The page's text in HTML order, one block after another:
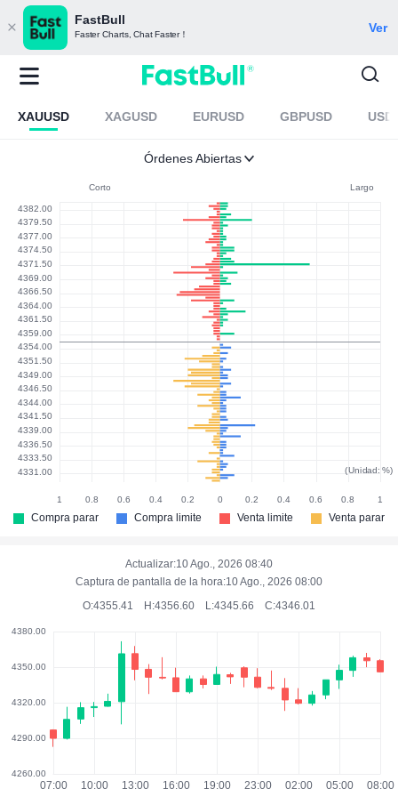
FastBull
Faster Charts, Chat Faster！ Ver
XAUUSD XAGUSD EURUSD GBPUSD
Órdenes Abiertas
Corto Largo
(Unidad: %)
Compra parar Compra limite Venta limite Venta parar
Actualizar:10 Ago., 2026 08:40
Captura de pantalla de la hora:10 Ago., 2026 08:00
O:4355.41 H:4356.60 L:4345.66 C:4346.01